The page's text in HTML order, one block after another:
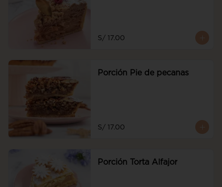
S/ 17.00
Porción Pie de pecanas
S/ 17.00
Porción Torta Alfajor